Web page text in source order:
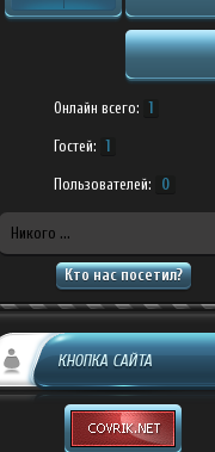
Онлайн всего: 1
Гостей: 1
Пользователей: 0
Никого ...
Кто нас посетил?
КНОПКА САЙТА